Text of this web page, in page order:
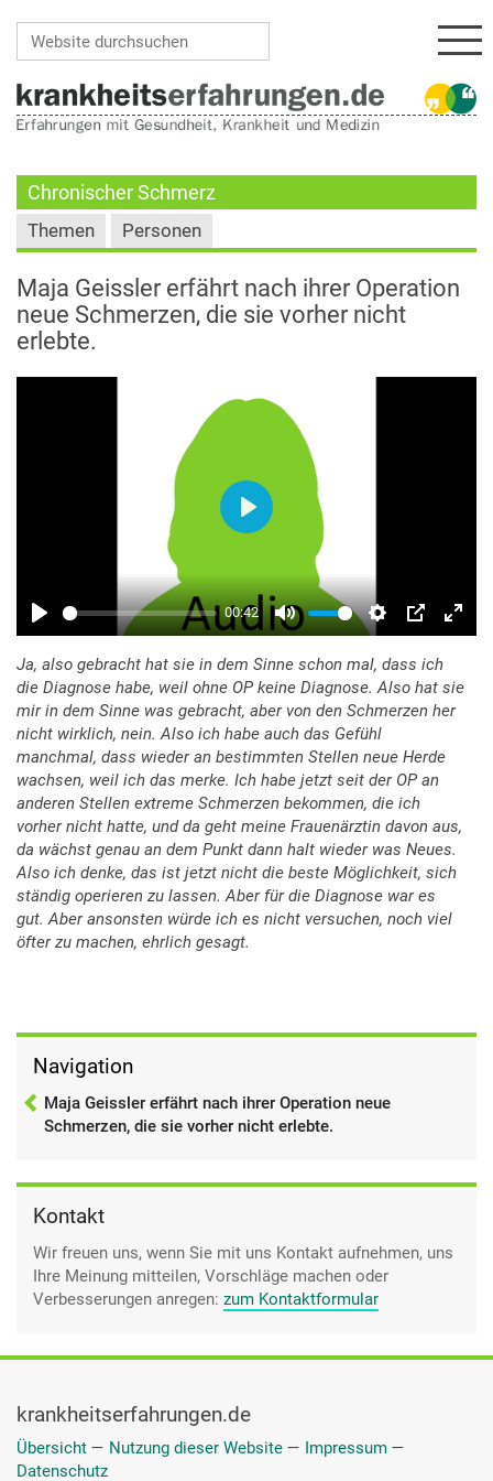
Chronischer Schmerz
Themen Personen
Maja Geissler erfährt nach ihrer Operation
neue Schmerzen, die sie vorher nicht
erlebte.
Ja, also gebracht hat sie in dem Sinne schon mal, dass ich
die Diagnose habe, weil ohne OP keine Diagnose. Also hat sie
mir in dem Sinne was gebracht, aber von den Schmerzen her
nicht wirklich, nein. Also ich habe auch das Gefühl
manchmal, dass wieder an bestimmten Stellen neue Herde
wachsen, weil ich das merke. Ich habe jetzt seit der OP an
anderen Stellen extreme Schmerzen bekommen, die ich
vorher nicht hatte, und da geht meine Frauenärztin davon aus,
da wächst genau an dem Punkt dann halt wieder was Neues.
Also ich denke, das ist jetzt nicht die beste Möglichkeit, sich
ständig operieren zu lassen. Aber für die Diagnose war es
gut. Aber ansonsten würde ich es nicht versuchen, noch viel
öfter zu machen, ehrlich gesagt.
Navigation
Maja Geissler erfährt nach ihrer Operation neue
Schmerzen, die sie vorher nicht erlebte.
Kontakt
Wir freuen uns, wenn Sie mit uns Kontakt aufnehmen, uns
Ihre Meinung mitteilen, Vorschläge machen oder
Verbesserungen anregen: zum Kontaktformular
krankheitserfahrungen.de
Übersicht — Nutzung dieser Website — Impressum —
Datenschutz